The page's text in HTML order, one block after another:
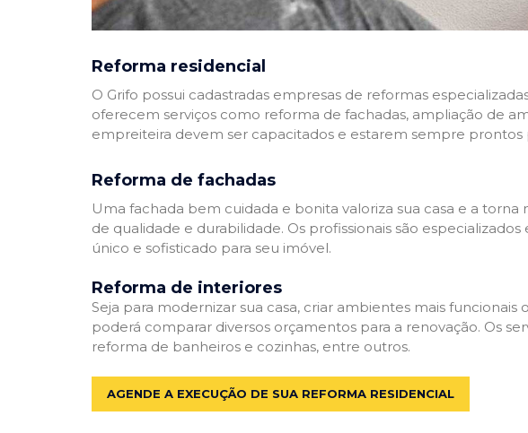
Reforma residencial
O Grifo possui cadastradas empresas de reformas
oferecem serviços como reforma de fachadas, ampliação de
empreiteira devem ser capacitados e estarem sempre prontos
Reforma de fachadas
Uma fachada bem cuidada e bonita valoriza sua casa e a
de qualidade e durabilidade. Os profissionais são
único e sofisticado para seu imóvel.
Reforma de interiores
Seja para modernizar sua casa, criar ambientes mais
poderá comparar diversos orçamentos para a renovação. Os
reforma de banheiros e cozinhas, entre outros.
AGENDE A EXECUÇÃO DE SUA REFORMA RESIDENCIAL